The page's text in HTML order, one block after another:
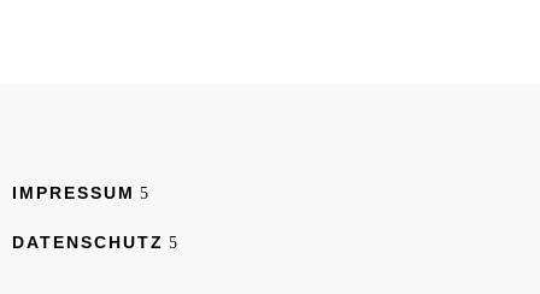
IMPRESSUM
DATENSCHUTZ